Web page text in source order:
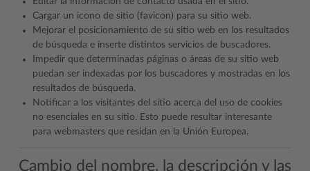
Cargar un icono de sitio (favicon) para su sitio web.
Mejorar el posicionamiento de su sitio web en los resultados
de búsqueda e inserte distintos servicios de buscadores.
Impedir que determinadas páginas o áreas de su sitio web
puedan ser indexadas por los buscadores y mostradas en los
resultados de búsqueda.
Notificar a los visitantes del sitio acerca del uso de cookies
no esenciales en su sitio. Esto puede resultar interesante
para webmasters que residan en la Unión Europea.
Cambio del nombre, la descripción y las